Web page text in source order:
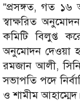
”প্রসঙ্গত, গত ১৬
স্বাক্ষরিত
কমিটি বিলুপ্ত
অনুমোদন দেওয়া
রমজান আলী,
সভাপতি পদে
ও শামীম আহাম্মেদ।